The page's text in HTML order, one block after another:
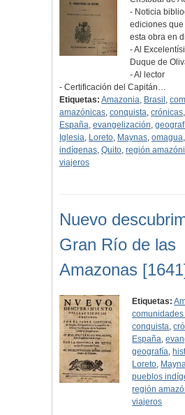
- Noticia
ediciones
esta obra en
- Al
Duque de
- Al lector
- Certificación del Capitán…
Etiquetas: Amazonia, Brasil ,
amazónicas, conquista, crónicas,
España, evangelización,
Iglesia, Loreto, Maynas, omagua,
indígenas, Quito, región
viajeros
Nuevo
Gran Río de las
Amazonas
Etiquetas:
conquista,
España,
geografía,
Loreto,
pueblos
región
viajeros